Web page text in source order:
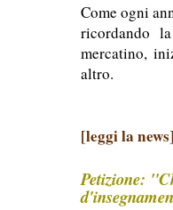
Come ogni
ricordando
mercatino,
altro.
[leggi la
Petizione: